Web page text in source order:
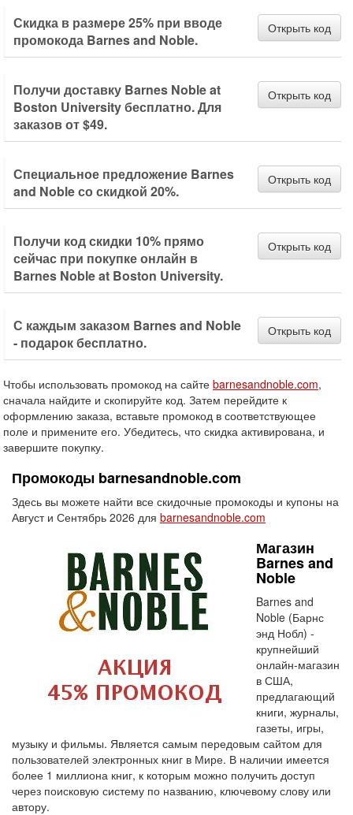
Скидка в размере 25% при вводе
промокода Barnes and Noble.
Открыть код
Получи доставку Barnes Noble at
Boston University бесплатно. Для
заказов от $49.
Открыть код
Специальное предложение Barnes
and Noble со скидкой 20%.
Открыть код
Получи код скидки 10% прямо
сейчас при покупке онлайн в
Barnes Noble at Boston University.
Открыть код
С каждым заказом Barnes and Noble
- подарок бесплатно.
Открыть код
Чтобы использовать промокод на сайте barnesandnoble.com,
сначала найдите и скопируйте код. Затем перейдите к
оформлению заказа, вставьте промокод в соответствующее
поле и примените его. Убедитесь, что скидка активирована, и
завершите покупку.
Промокоды barnesandnoble.com
Здесь вы можете найти все скидочные промокоды и купоны на
Август и Сентябрь 2026 для barnesandnoble.com
Магазин
Barnes and
Noble
Barnes and
Noble (Барнс
энд Нобл) -
крупнейший
онлайн-магазин
в США,
предлагающий
книги, журналы,
газеты, игры,
музыку и фильмы. Является самым передовым сайтом для
пользователей электронных книг в Мире. В наличии имеется
более 1 миллиона книг, к которым можно получить доступ
через поисковую систему по названию, ключевому слову или
автору.